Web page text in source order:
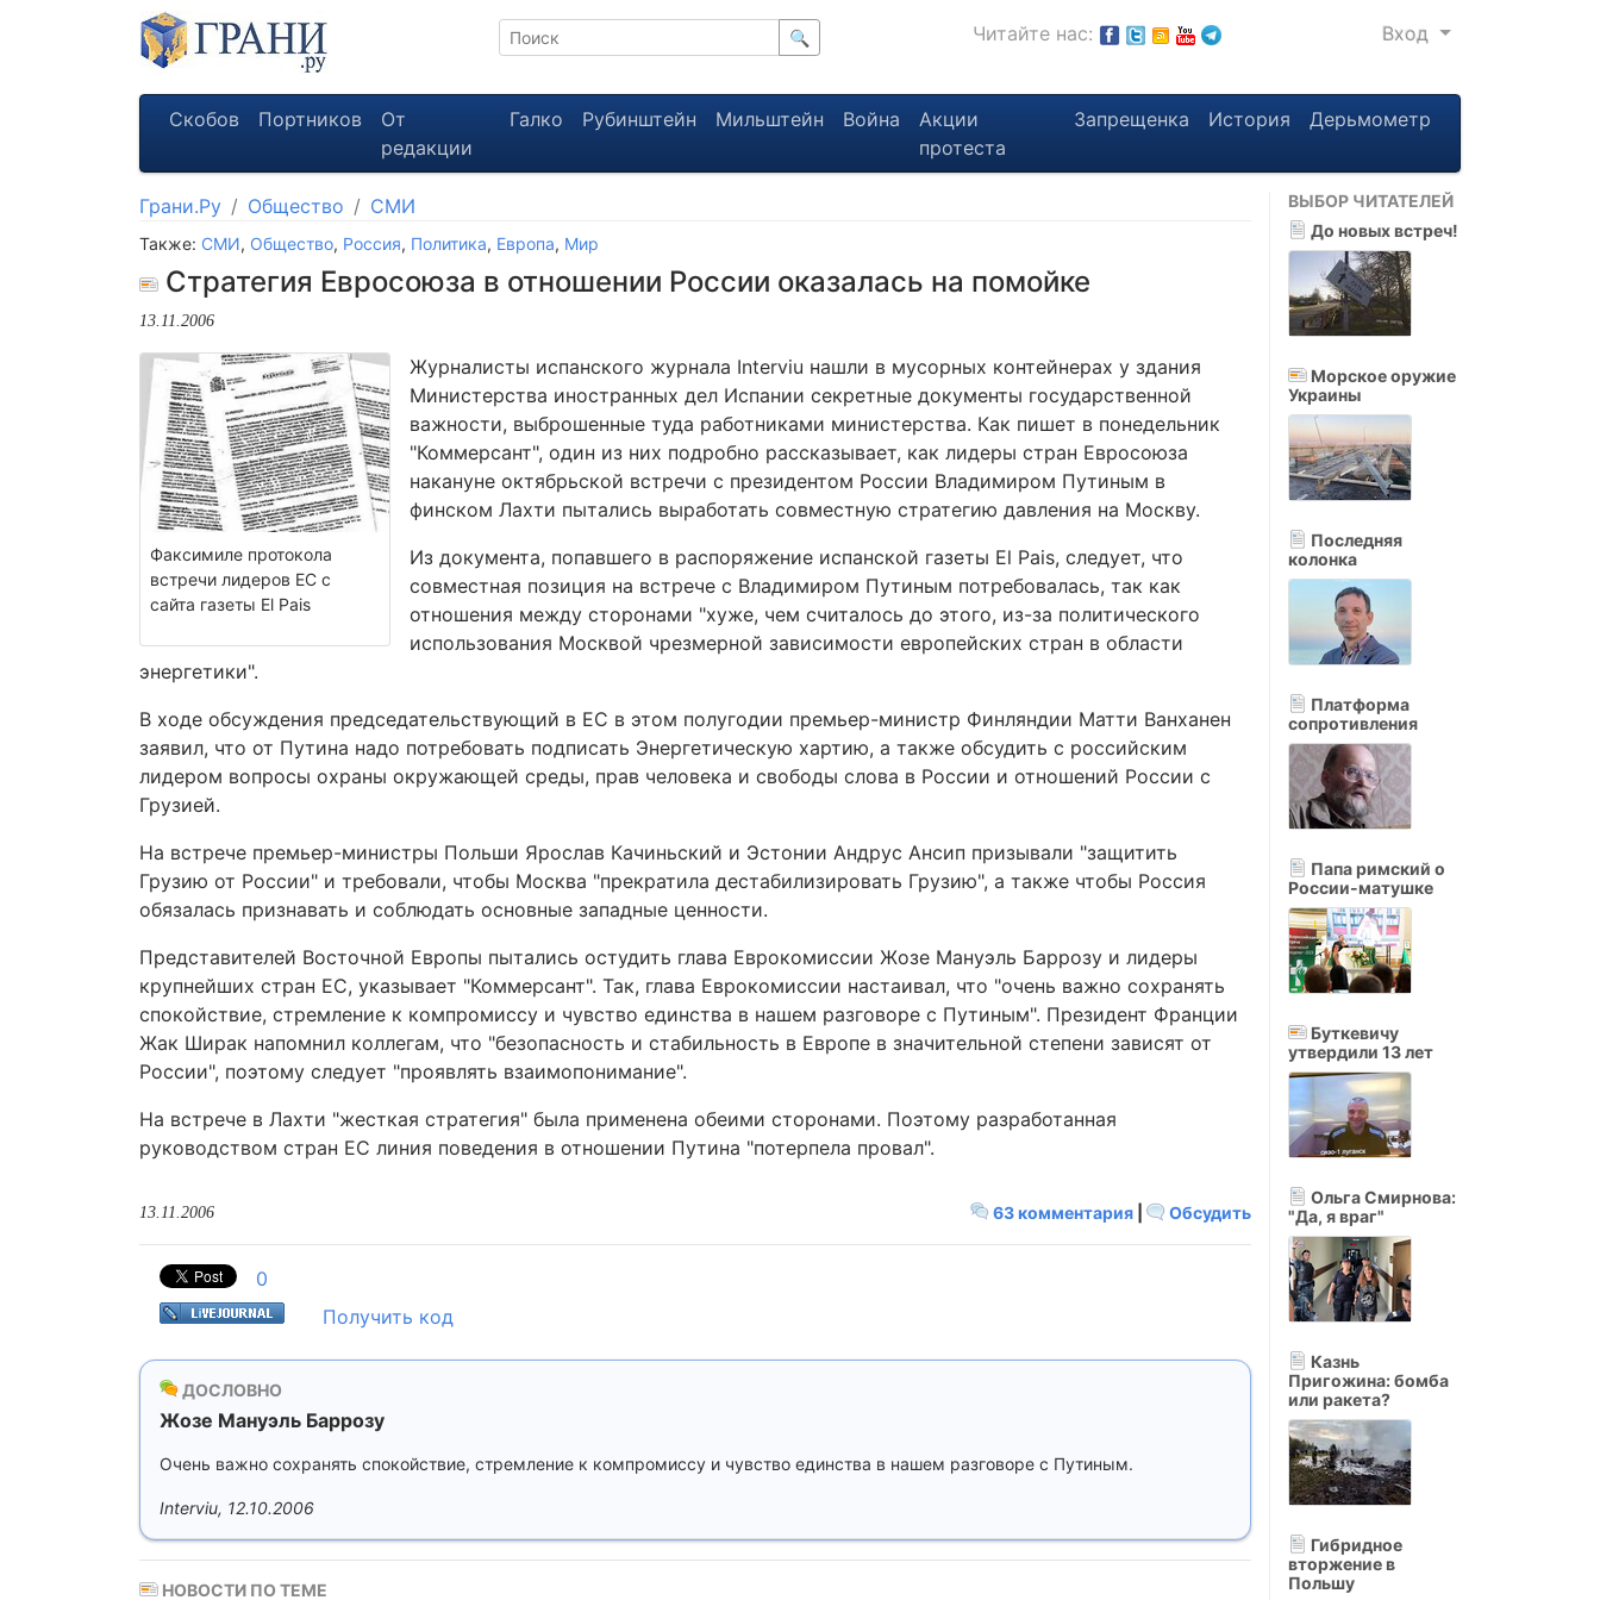
🔍 Читайте нас: Вход
Скобов Портников
От
редакции
Галко Рубинштейн Мильштейн Война
Акции
протеста
Запрещенка История Дерьмометр
Грани.Ру Общество СМИ
Также: СМИ, Общество, Россия, Политика, Европа, Мир
Стратегия Евросоюза в отношении России оказалась на помойке
13.11.2006
Факсимиле протокола
встречи лидеров ЕС с
сайта газеты El Pais
Журналисты испанского журнала Interviu нашли в мусорных контейнерах у здания
Министерства иностранных дел Испании секретные документы государственной
важности, выброшенные туда работниками министерства. Как пишет в понедельник
"Коммерсант", один из них подробно рассказывает, как лидеры стран Евросоюза
накануне октябрьской встречи с президентом России Владимиром Путиным в
финском Лахти пытались выработать совместную стратегию давления на Москву.
Из документа, попавшего в распоряжение испанской газеты El Pais, следует, что
совместная позиция на встрече с Владимиром Путиным потребовалась, так как
отношения между сторонами "хуже, чем считалось до этого, из-за политического
использования Москвой чрезмерной зависимости европейских стран в области
энергетики".
В ходе обсуждения председательствующий в ЕС в этом полугодии премьер-министр Финляндии Матти Ванханен
заявил, что от Путина надо потребовать подписать Энергетическую хартию, а также обсудить с российским
лидером вопросы охраны окружающей среды, прав человека и свободы слова в России и отношений России с
Грузией.
На встрече премьер-министры Польши Ярослав Качиньский и Эстонии Андрус Ансип призывали "защитить
Грузию от России" и требовали, чтобы Москва "прекратила дестабилизировать Грузию", а также чтобы Россия
обязалась признавать и соблюдать основные западные ценности.
Представителей Восточной Европы пытались остудить глава Еврокомиссии Жозе Мануэль Баррозу и лидеры
крупнейших стран ЕС, указывает "Коммерсант". Так, глава Еврокомиссии настаивал, что "очень важно сохранять
спокойствие, стремление к компромиссу и чувство единства в нашем разговоре с Путиным". Президент Франции
Жак Ширак напомнил коллегам, что "безопасность и стабильность в Европе в значительной степени зависят от
России", поэтому следует "проявлять взаимопонимание".
На встрече в Лахти "жесткая стратегия" была применена обеими сторонами. Поэтому разработанная
руководством стран ЕС линия поведения в отношении Путина "потерпела провал".
63 комментария Обсудить
13.11.2006
0
Получить код
ДОСЛОВНО
Жозе Мануэль Баррозу
Очень важно сохранять спокойствие, стремление к компромиссу и чувство единства в нашем разговоре с Путиным.
Interviu, 12.10.2006
НОВОСТИ ПО ТЕМЕ
ВЫБОР ЧИТАТЕЛЕЙ
До новых встреч!
Морское оружие
Украины
Последняя
колонка
Платформа
сопротивления
Папа римский о
России-матушке
Буткевичу
утвердили 13 лет
Ольга Смирнова:
"Да, я враг"
Казнь
Пригожина: бомба
или ракета?
Гибридное
вторжение в
Польшу